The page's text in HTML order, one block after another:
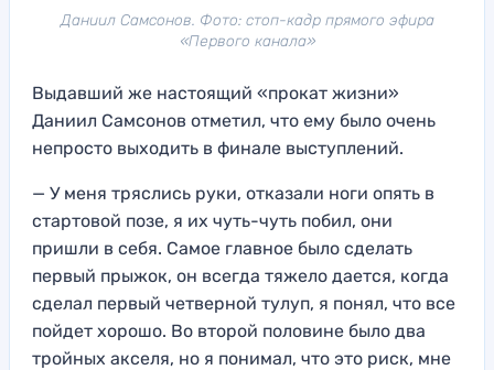
Даниил Самсонов. Фото: стоп-кадр прямого эфира
«Первого канала»
Выдавший же настоящий «прокат жизни»
Даниил Самсонов отметил, что ему было очень
непросто выходить в финале выступлений.
— У меня тряслись руки, отказали ноги опять в
стартовой позе, я их чуть-чуть побил, они
пришли в себя. Самое главное было сделать
первый прыжок, он всегда тяжело дается, когда
сделал первый четверной тулуп, я понял, что все
пойдет хорошо. Во второй половине было два
тройных акселя, но я понимал, что это риск, мне